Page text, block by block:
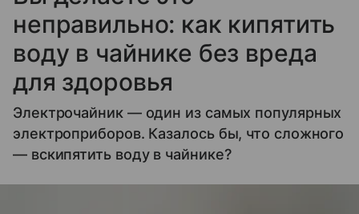
неправильно: как кипятить
воду в чайнике без вреда
для здоровья
Электрочайник — один из самых популярных
электроприборов. Казалось бы, что сложного
— вскипятить воду в чайнике?